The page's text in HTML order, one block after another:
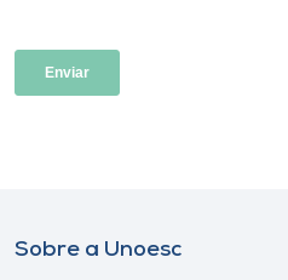
Sobre a Unoesc